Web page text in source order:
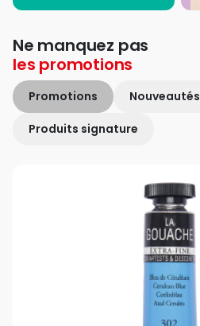
Ne manquez pas
les promotions
Promotions Nouveautés
Produits signature